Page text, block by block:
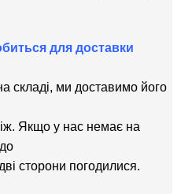
для доставки
складі, ми доставимо його
Якщо у нас немає на
сторони погодилися.